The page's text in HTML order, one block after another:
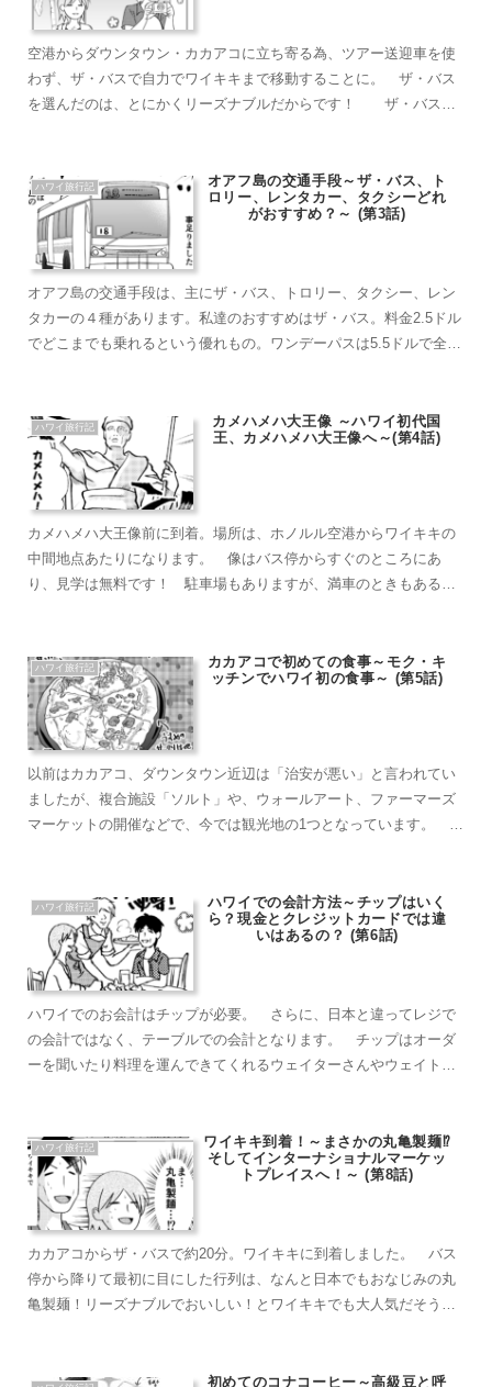
空港からダウンタウン・カカアコに立ち寄る為、ツアー送迎車を使
わず、ザ・バスで自力でワイキキまで移動することに。 ザ・バス
を選んだのは、とにかくリーズナブルだからです！ ザ・バス
てください！
ハワイ旅行記
オアフ島の交通手段～ザ・バス、ト
ロリー、レンタカー、タクシーどれ
がおすすめ？～ (第3話)
オアフ島の交通手段は、主にザ・バス、トロリー、タクシー、レン
タカーの４種があります。私達のおすすめはザ・バス。料金2.5ドル
でどこまでも乗れるという優れもの。ワンデーパスは5.5ドルで全ル
ハワイ旅行記
カメハメハ大王像 ～ハワイ初代国
王、カメハメハ大王像へ～(第4話)
カメハメハ大王像前に到着。場所は、ホノルル空港からワイキキの
中間地点あたりになります。 像はバス停からすぐのところにあ
り、見学は無料です！ 駐車場もありますが、満車のときもあるた
ハワイ旅行記
カカアコで初めての食事～モク・キ
ッチンでハワイ初の食事～ (第5話)
以前はカカアコ、ダウンタウン近辺は「治安が悪い」と言われてい
ましたが、複合施設「ソルト」や、ウォールアート、ファーマーズ
マーケットの開催などで、今では観光地の1つとなっています。 さ
ハワイ旅行記
ハワイでの会計方法～チップはいく
ら？現金とクレジットカードでは違
いはあるの？ (第6話)
ハワイでのお会計はチップが必要。 さらに、日本と違ってレジで
の会計ではなく、テーブルでの会計となります。 チップはオーダ
ーを聞いたり料理を運んできてくれるウェイターさんやウェイトレ
料理を運ぶ場所では不要となります。 こちらでは、テーブル支払
い時の会計方法を漫画で解説します！
ハワイ旅行記
ワイキキ到着！～まさかの丸亀製麺⁉
そしてインターナショナルマーケッ
トプレイスへ！～ (第8話)
カカアコからザ・バスで約20分。ワイキキに到着しました。 バス
停から降りて最初に目にした行列は、なんと日本でもおなじみの丸
亀製麺！リーズナブルでおいしい！とワイキキでも大人気だそうで
服やコスメでいっぱいでした初めてのコナコーヒー～高級豆と呼